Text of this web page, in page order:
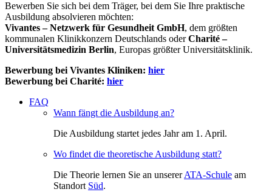
Bewerben Sie sich bei dem Träger, bei dem Sie Ihre praktische
Ausbildung absolvieren möchten:
Vivantes – Netzwerk für Gesundheit GmbH, dem größten
kommunalen Klinikkonzern Deutschlands oderCharité –
Universitätsmedizin Berlin, Europas größter Universitätsklinik.
Bewerbung bei Vivantes Kliniken: hier
Bewerbung bei Charité: hier
FAQ
Wann fängt die Ausbildung an?
Die Ausbildung startet jedes Jahr am 1. April.
Wo findet die theoretische Ausbildung statt?
Die Theorie lernen Sie an unsererATA-Schule am
Standort Süd.